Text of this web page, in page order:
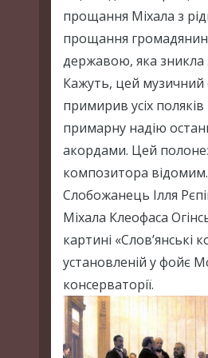
прощання Міхала з
прощання
державою, яка зникла
Кажуть, цей музичний
примирив усіх поляків
примарну надію
акордами. Цей
композитора відомим.
Слобожанець Ілля
Міхала Клеофаса
картині «Слов’янські
установленій у фойє
консерваторії.